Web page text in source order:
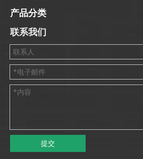
产品分类
联系我们
提交